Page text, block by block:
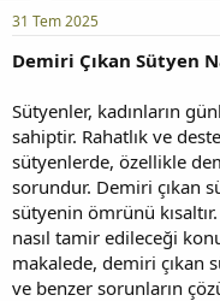
b
a
ş
t
a
n
ç
r
i
h
i
31 Tem 2025
Demiri Çıkan Sütyen
Sütyenler, kadınların
sahiptir. Rahatlık ve
sütyenlerde, özellikle
sorundur. Demiri çıkan
sütyenin ömrünü
nasıl tamir edileceği
makalede, demiri
ve benzer sorunların